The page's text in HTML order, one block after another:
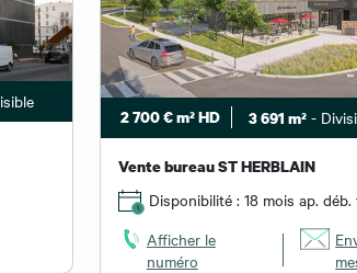
2 700 € m² HD 3 691 m² -
Vente bureau ST HERBLAIN
Disponibilité : 18 mois ap.
Afficher le
numéro